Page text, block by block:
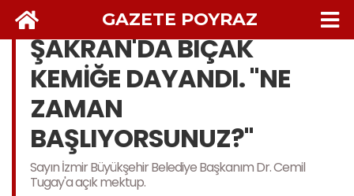
GAZETE POYRAZ
ŞAKRAN'DA BIÇAK
KEMİĞE DAYANDI. "NE
ZAMAN
BAŞLIYORSUNUZ?"
Sayın İzmir Büyükşehir Belediye Başkanım Dr. Cemil
Tugay'a açık mektup.